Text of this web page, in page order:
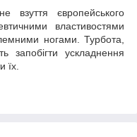
взуття європейського
властивостями
ногами. Турбота,
запобігти ускладнення
їх.